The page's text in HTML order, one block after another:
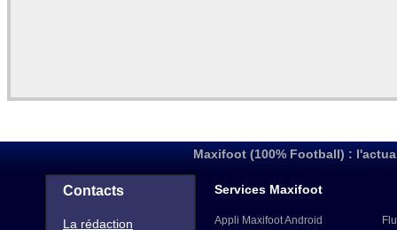
Maxifoot (100% Football) :
Contacts
La rédaction
Services Maxifoot
Appli Maxifoot Android